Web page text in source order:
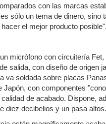
con las marcas
sólo un tema de dinero, sino
el mejor producto posible".
micrófono con circuitería Fet,
salida, con diseño de origen
va soldada sobre placas
Japón, con componentes
de acabado. Dispone,
diez decibelios y un pasa altos.